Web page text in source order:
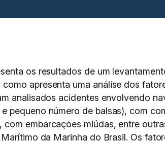
os resultados de um
apresenta uma análise dos
analisados acidentes envolvendo
pequeno número de balsas), com
com embarcações miúdas, entre
da Marinha do Brasil. Os